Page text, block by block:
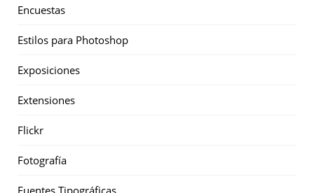
Encuestas
Estilos para Photoshop
Exposiciones
Extensiones
Flickr
Fotografía
Fuentes Tipográficas